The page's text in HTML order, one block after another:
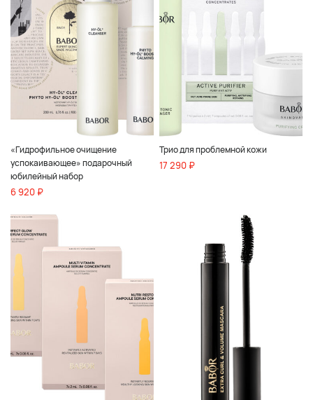
«Гидрофильное очищение
успокаивающее» подарочный
юбилейный набор
6 920 ₽
Трио для проблемной кожи
17 290 ₽